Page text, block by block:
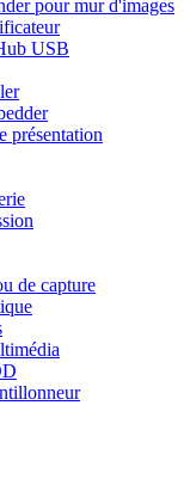
pour mur d'images
USB
présentation
de capture